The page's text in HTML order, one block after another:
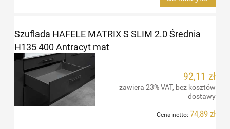
Szuflada HAFELE MATRIX S SLIM 2.0 Średnia
H135 400 Antracyt mat
92,11 zł
zawiera 23% VAT, bez kosztów
dostawy
Cena netto: 74,89 zł